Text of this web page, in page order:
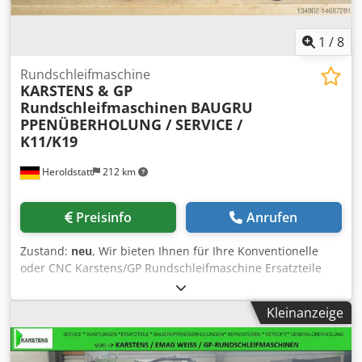
Tschudin/ Tacchella/ Dannobat
1 /8
Heroldstatt 212 km
Rundschleifmaschine
KARSTENS & GP
Rundschleifmaschinen BAUGRU
PPENÜBERHOLUNG / SERVICE /
K11/K19
Preisinfo Anrufen
Zustand: neu, Wir bieten Ihnen für Ihre Konventionelle
oder CNC Karstens/GP Rundschleifmaschine Ersatzteile
aller Art rundum Ihren Reitstock ,Werkstückspindelstock
,Schleifspindelstock ,Kugelrollspindeln - Glasmaßstäbe -
Schleifscheibenflansche - Antriebsmotoren - Achsantiebe (
BOSCH SIEMENS ) - Faltenbälge - Lager - K11/ K21
Zustellsteuerungen Neu und Gebraucht - Umsteuerblöcke
Kleinanzeige